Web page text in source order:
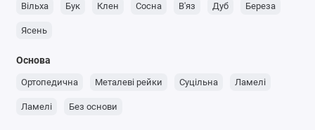
Вільха Бук Клен Сосна В'яз Дуб Береза
Ясень
Основа
Ортопедична Металеві рейки Суцільна Ламелі
Ламелі Без основи